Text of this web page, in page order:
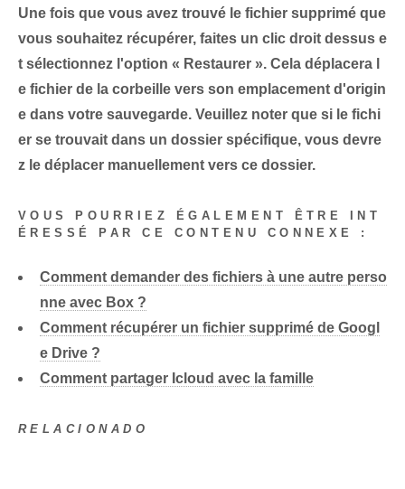
Une fois que vous avez trouvé le fichier supprimé que
vous souhaitez récupérer, faites un clic droit dessus e
t sélectionnez l'option « Restaurer ». Cela déplacera l
e fichier de la corbeille vers son emplacement d'origin
e dans votre sauvegarde. Veuillez noter que si le fichi
er se trouvait dans un dossier spécifique, vous devre
z le déplacer manuellement vers ce dossier.
VOUS POURRIEZ ÉGALEMENT ÊTRE INT
ÉRESSÉ PAR CE CONTENU CONNEXE :
Comment demander des fichiers à une autre perso
nne avec Box ?
Comment récupérer un fichier supprimé de Googl
e Drive ?
Comment partager Icloud avec la famille
RELACIONADO